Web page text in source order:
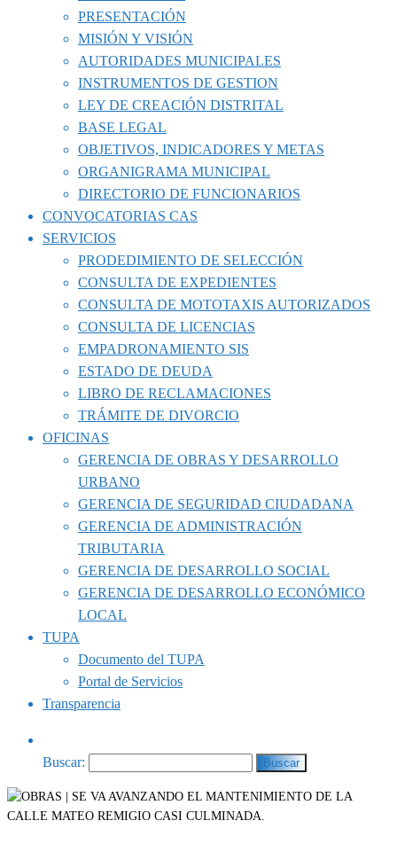
PRESENTACIÓN
MISIÓN Y VISIÓN
AUTORIDADES MUNICIPALES
INSTRUMENTOS DE GESTION
LEY DE CREACIÓN DISTRITAL
BASE LEGAL
OBJETIVOS, INDICADORES Y METAS
ORGANIGRAMA MUNICIPAL
DIRECTORIO DE FUNCIONARIOS
CONVOCATORIAS CAS
SERVICIOS
PRODEDIMIENTO DE SELECCIÓN
CONSULTA DE EXPEDIENTES
CONSULTA DE MOTOTAXIS AUTORIZADOS
CONSULTA DE LICENCIAS
EMPADRONAMIENTO SIS
ESTADO DE DEUDA
LIBRO DE RECLAMACIONES
TRÁMITE DE DIVORCIO
OFICINAS
GERENCIA DE OBRAS Y DESARROLLO
URBANO
GERENCIA DE SEGURIDAD CIUDADANA
GERENCIA DE ADMINISTRACIÓN
TRIBUTARIA
GERENCIA DE DESARROLLO SOCIAL
GERENCIA DE DESARROLLO ECONÓMICO
LOCAL
TUPA
Documento del TUPA
Portal de Servicios
Transparencia
Buscar: